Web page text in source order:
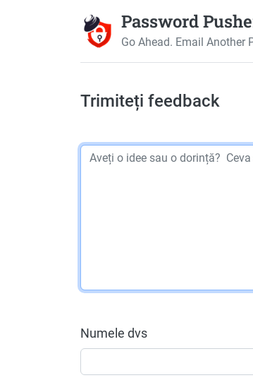
Password
Go Ahead. Email Another
Trimiteți feedback
Numele dvs